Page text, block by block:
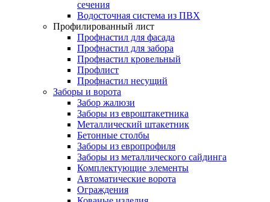
сечения
Водосточная система из ПВХ
Профилированный лист
Профнастил для фасада
Профнастил для забора
Профнастил кровельный
Профлист
Профнастил несущий
Заборы и ворота
Забор жалюзи
Заборы из евроштакетника
Металлический штакетник
Бетонные столбы
Заборы из европрофиля
Заборы из металлического сайдинга
Комплектующие элементы
Автоматические ворота
Ограждения